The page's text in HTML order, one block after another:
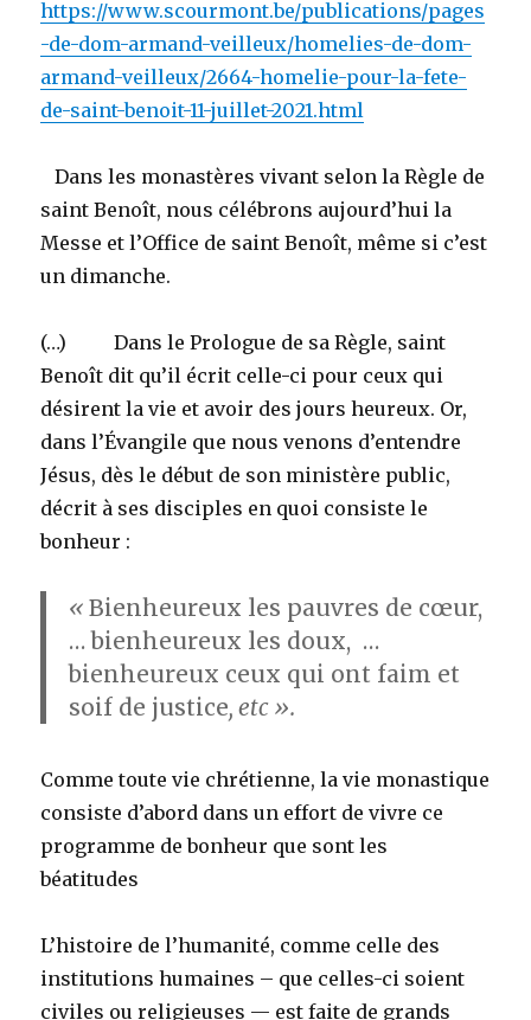
https://www.scourmont.be/publications/pages
-de-dom-armand-veilleux/homelies-de-dom-
armand-veilleux/2664-homelie-pour-la-fete-
de-saint-benoit-11-juillet-2021.html
Dans les monastères vivant selon la Règle de
saint Benoît, nous célébrons aujourd’hui la
Messe et l’Office de saint Benoît, même si c’est
un dimanche.
(…) Dans le Prologue de sa Règle, saint
Benoît dit qu’il écrit celle-ci pour ceux qui
désirent la vie et avoir des jours heureux. Or,
dans l’Évangile que nous venons d’entendre
Jésus, dès le début de son ministère public,
décrit à ses disciples en quoi consiste le
bonheur :
«Bienheureux les pauvres de cœur,
… bienheureux les doux, …
bienheureux ceux qui ont faim et
soif de justice, etc ».
Comme toute vie chrétienne, la vie monastique
consiste d’abord dans un effort de vivre ce
programme de bonheur que sont les
béatitudes
L’histoire de l’humanité, comme celle des
institutions humaines – que celles-ci soient
civiles ou religieuses — est faite de grands